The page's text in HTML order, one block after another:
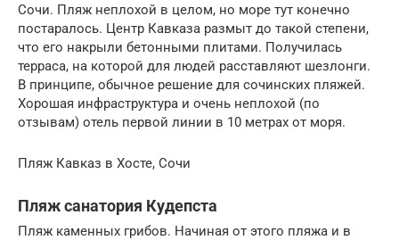
Сочи. Пляж неплохой в целом, но море тут конечно
постаралось. Центр Кавказа размыт до такой степени,
что его накрыли бетонными плитами. Получилась
терраса, на которой для людей расставляют шезлонги.
В принципе, обычное решение для сочинских пляжей.
Хорошая инфраструктура и очень неплохой (по
отзывам) отель первой линии в 10 метрах от моря.
Пляж Кавказ в Хосте, Сочи
Пляж санатория Кудепста
Пляж каменных грибов. Начиная от этого пляжа и в